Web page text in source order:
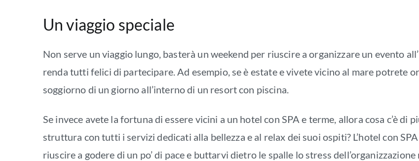
Un viaggio speciale
Non serve un viaggio lungo, basterà un weekend per riuscire a organizzare un evento
renda tutti felici di partecipare. Ad esempio, se è estate e vivete vicino al mare potrete
soggiorno di un giorno all’interno di un resort con piscina.
Se invece avete la fortuna di essere vicini a un hotel con SPA e terme, allora cosa c’è di
struttura con tutti i servizi dedicati alla bellezza e al relax dei suoi ospiti? L’hotel con
riuscire a godere di un po’ di pace e buttarvi dietro le spalle lo stress